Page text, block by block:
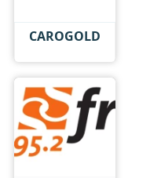
CAROGOLD